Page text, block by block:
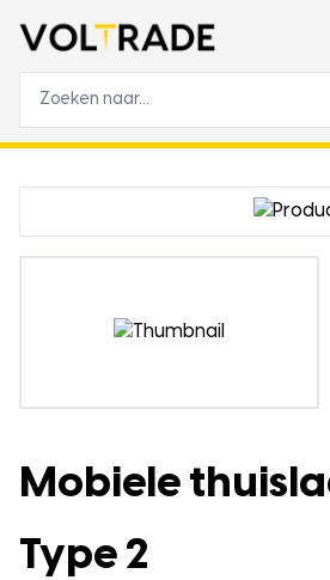
Mobiele
Type 2